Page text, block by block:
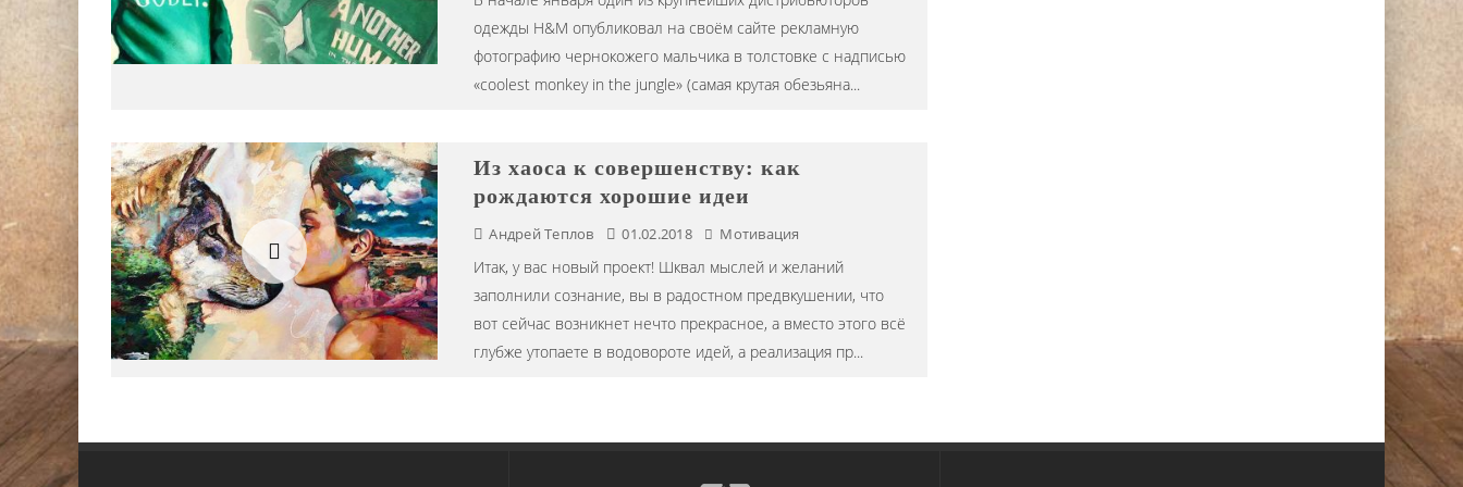
одежды H&M опубликовал на своём сайте рекламную
фотографию чернокожего мальчика в толстовке с надписью
«coolest monkey in the jungle» (самая крутая обезьяна...
Из хаоса к совершенству: как
рождаются хорошие идеи
Андрей Теплов 01.02.2018 Мотивация
Итак, у вас новый проект! Шквал мыслей и желаний
заполнили сознание, вы в радостном предвкушении, что
вот сейчас возникнет нечто прекрасное, а вместо этого всё
глубже утопаете в водовороте идей, а реализация пр...